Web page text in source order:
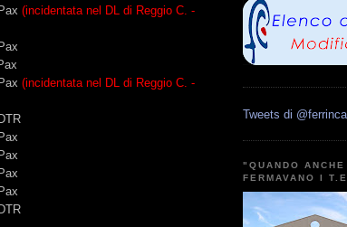
(incidentata nel DL di Reggio C. -
(incidentata nel DL di Reggio C. -
Tweets di
"QUANDO
FERMAVANO I